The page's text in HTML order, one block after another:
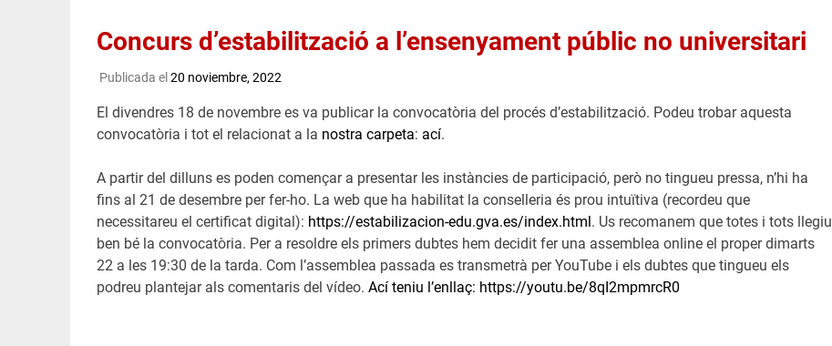
Concurs d’estabilització a l’ensenyament públic no universitari
Publicada el20 noviembre, 2022
El divendres 18 de novembre es va publicar la convocatòria del procés d’estabilització. Podeu trobar aquesta
convocatòria i tot el relacionat a la nostra carpeta: ací.
A partir del dilluns es poden començar a presentar les instàncies de participació, però no tingueu pressa, n’hi ha
fins al 21 de desembre per fer-ho. La web que ha habilitat la conselleria és prou intuïtiva (recordeu que
necessitareu el certificat digital): https://estabilizacion-edu.gva.es/index.html. Us recomanem que totes i tots llegiu
ben bé la convocatòria. Per a resoldre els primers dubtes hem decidit fer una assemblea online el proper dimarts
22 a les 19:30 de la tarda. Com l’assemblea passada es transmetrà per YouTube i els dubtes que tingueu els
podreu plantejar als comentaris del vídeo. Ací teniu l’enllaç: https://youtu.be/8qI2mpmrcR0